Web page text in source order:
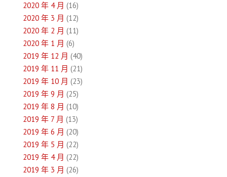
2020 年 4 月 (16)
2020 年 3 月 (12)
2020 年 2 月 (11)
2020 年 1 月 (6)
2019 年 12 月 (40)
2019 年 11 月 (21)
2019 年 10 月 (23)
2019 年 9 月 (25)
2019 年 8 月 (10)
2019 年 7 月 (13)
2019 年 6 月 (20)
2019 年 5 月 (22)
2019 年 4 月 (22)
2019 年 3 月 (26)